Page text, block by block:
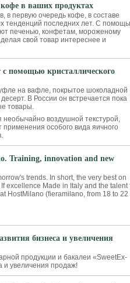
в ваших продуктах
в первую очередь кофе, в составе
тенденций последних лет. С
печенью, конфетам, мороженому
свой товар интереснее и
помощью кристаллического
на вафле, покрытое шоколадной
В России он встречается пока
товары.
необычайно воздушной текстурой,
применения особого вида яичного
Training, innovation and new
trends. In short, the very best on
excellence Made in Italy and the talent
HostMilano (fieramilano, from 18 to 22
бизнеса и увеличения
продукции и бакалеи «SweetEx-
и увеличения продаж!